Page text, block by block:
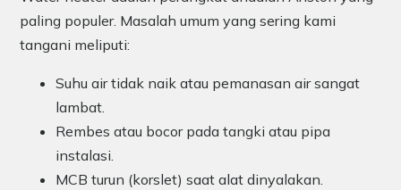
paling populer. Masalah umum yang sering kami
tangani meliputi:
Suhu air tidak naik atau pemanasan air sangat
lambat.
Rembes atau bocor pada tangki atau pipa
instalasi.
MCB turun (korslet) saat alat dinyalakan.